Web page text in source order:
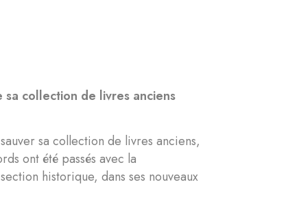
collection de livres anciens
sa collection de livres anciens,
ont été passés avec la
historique, dans ses nouveaux